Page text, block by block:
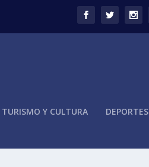
TURISMO Y CULTURA DEPORTES